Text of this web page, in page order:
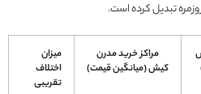
تبدیل کرده است.
مراکز خرید مدرن
کیش (میانگین قیمت)
میزان
اختلاف
تقریبی